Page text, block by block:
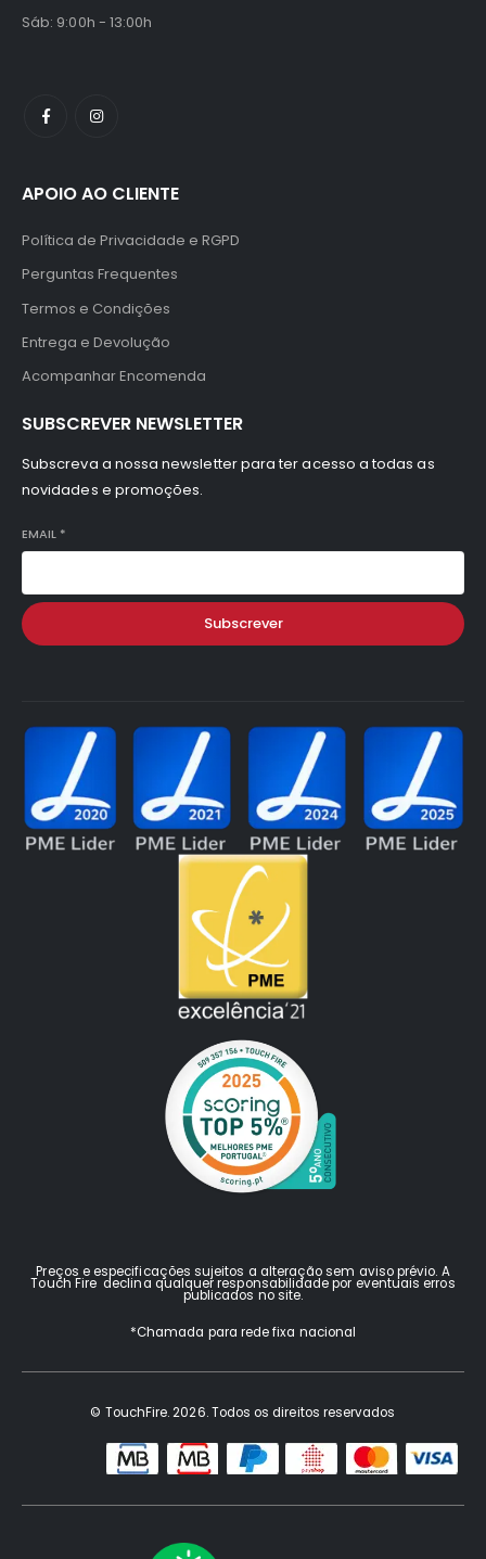
Sáb: 9:00h - 13:00h
APOIO AO CLIENTE
Política de Privacidade e RGPD
Perguntas Frequentes
Termos e Condições
Entrega e Devolução
Acompanhar Encomenda
SUBSCREVER NEWSLETTER
Subscreva a nossa newsletter para ter acesso a todas as
novidades e promoções.
EMAIL *
Subscrever
Preços e especificações sujeitos a alteração sem aviso prévio. A
Touch Fire declina qualquer responsabilidade por eventuais erros
publicados no site.
*Chamada para rede fixa nacional
© TouchFire. 2026. Todos os direitos reservados